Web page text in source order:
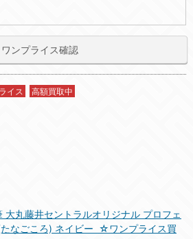
ワンプライス確認
イス 高額買取中
大丸藤井セントラルオリジナル プロフェ
なごころ) ネイビー ☆ワンプライス買